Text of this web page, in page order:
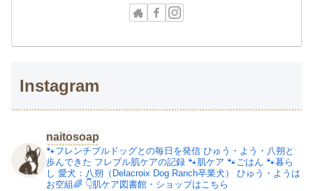
Instagram
naitosoap
🐾フレンチブルドッグとの毎日を発信 ひゅう・よう・八朔と
歩んできた フレブル肌ケアの記録 🐾肌ケア 🐾ごはん 🐾暮ら
し 愛犬：八朔（Delacroix Dog Ranch卒業犬）
ひゅう・ようは
お空組🌈 👇肌ケア図書館・ショップはこちら